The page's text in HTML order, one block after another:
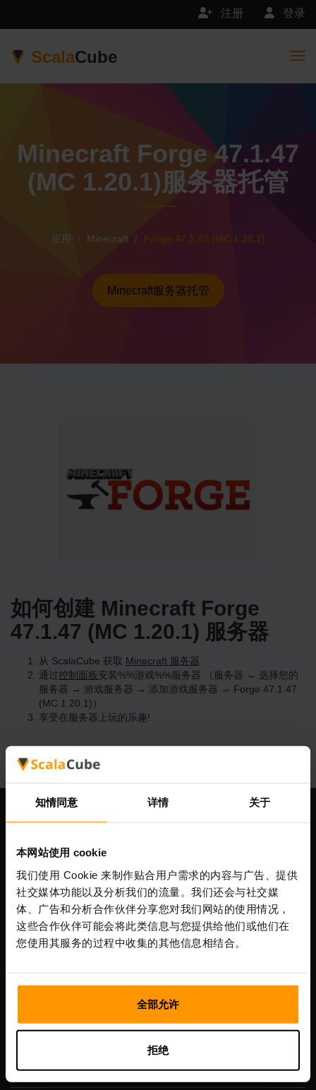
知情同意 详情 关于
本网站使用 cookie
我们使用 Cookie 来制作贴合用户需求的内容与广告、提供
社交媒体功能以及分析我们的流量。我们还会与社交媒
体、广告和分析合作伙伴分享您对我们网站的使用情况，
这些合作伙伴可能会将此类信息与您提供给他们或他们在
您使用其服务的过程中收集的其他信息相结合。
全部允许
拒绝
登录
注册
ScalaCube
Minecraft Forge 47.1.47
(MC 1.20.1)服务器托管
应用 Minecraft Forge 47.1.47 (MC 1.20.1)
Minecraft服务器托管
如何创建 Minecraft Forge
47.1.47 (MC 1.20.1) 服务器
从 ScalaCube 获取 Minecraft 服务器
通过控制面板安装%%游戏%%服务器 （服务器 → 选择您的
服务器 → 游戏服务器 → 添加游戏服务器 → Forge 47.1.47
(MC 1.20.1)）
享受在服务器上玩的乐趣!
我们公司
Scalable Hosting Solutions OÜ
注册码: 14652605
增值税号: EE102133820
地址: Harju maakond, Tallinn, Kesklinna linnaosa,
Vesivärava tn 50-201, 10152